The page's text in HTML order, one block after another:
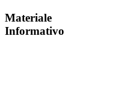
Materiale
Informativo